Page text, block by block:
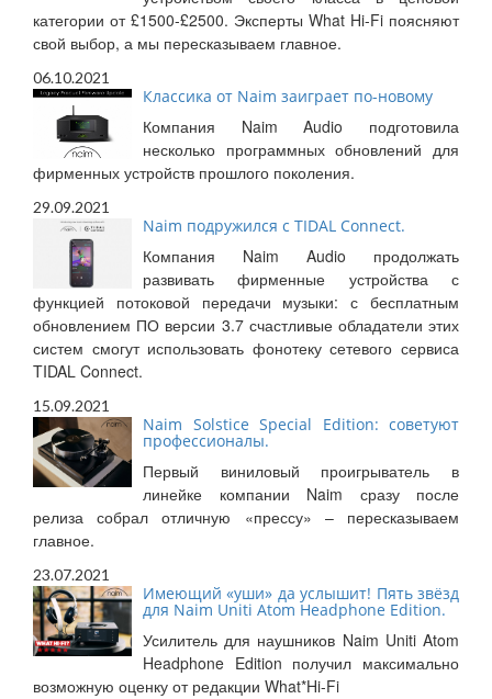
категории от £1500-£2500. Эксперты What Hi-Fi поясняют
свой выбор, а мы пересказываем главное.
06.10.2021
Классика от Naim заиграет по-новому
Компания Naim Audio подготовила
несколько программных обновлений для
фирменных устройств прошлого поколения.
29.09.2021
Naim подружился с TIDAL Connect.
Компания Naim Audio продолжать
развивать фирменные устройства с
функцией потоковой передачи музыки: с бесплатным
обновлением ПО версии 3.7 счастливые обладатели этих
систем смогут использовать фонотеку сетевого сервиса
TIDAL Connect.
15.09.2021
Naim Solstice Special Edition: советуют
профессионалы.
Первый виниловый проигрыватель в
линейке компании Naim сразу после
релиза собрал отличную «прессу» – пересказываем
главное.
23.07.2021
Имеющий «уши» да услышит! Пять звёзд
для Naim Uniti Atom Headphone Edition.
Усилитель для наушников Naim Uniti Atom
Headphone Edition получил максимально
возможную оценку от редакции What*Hi-Fi